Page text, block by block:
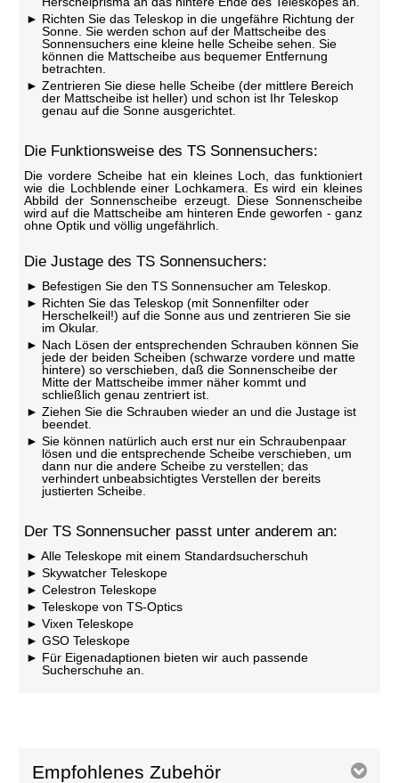
Richten Sie das Teleskop in die ungefähre Richtung der
Sonne. Sie werden schon auf der Mattscheibe des
Sonnensuchers eine kleine helle Scheibe sehen. Sie
können die Mattscheibe aus bequemer Entfernung
betrachten.
Zentrieren Sie diese helle Scheibe (der mittlere Bereich
der Mattscheibe ist heller) und schon ist Ihr Teleskop
genau auf die Sonne ausgerichtet.
Die Funktionsweise des TS Sonnensuchers:
Die vordere Scheibe hat ein kleines Loch, das funktioniert
wie die Lochblende einer Lochkamera. Es wird ein kleines
Abbild der Sonnenscheibe erzeugt. Diese Sonnenscheibe
wird auf die Mattscheibe am hinteren Ende geworfen - ganz
ohne Optik und völlig ungefährlich.
Die Justage des TS Sonnensuchers:
Befestigen Sie den TS Sonnensucher am Teleskop.
Richten Sie das Teleskop (mit Sonnenfilter oder
Herschelkeil!) auf die Sonne aus und zentrieren Sie sie
im Okular.
Nach Lösen der entsprechenden Schrauben können Sie
jede der beiden Scheiben (schwarze vordere und matte
hintere) so verschieben, daß die Sonnenscheibe der
Mitte der Mattscheibe immer näher kommt und
schließlich genau zentriert ist.
Ziehen Sie die Schrauben wieder an und die Justage ist
beendet.
Sie können natürlich auch erst nur ein Schraubenpaar
lösen und die entsprechende Scheibe verschieben, um
dann nur die andere Scheibe zu verstellen; das
verhindert unbeabsichtigtes Verstellen der bereits
justierten Scheibe.
Der TS Sonnensucher passt unter anderem an:
Alle Teleskope mit einem Standardsucherschuh
Skywatcher Teleskope
Celestron Teleskope
Teleskope von TS-Optics
Vixen Teleskope
GSO Teleskope
Für Eigenadaptionen bieten wir auch passende
Sucherschuhe an.
Empfohlenes Zubehör